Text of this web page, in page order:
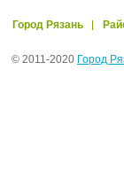
Город Рязань
© 2011-2020 Город